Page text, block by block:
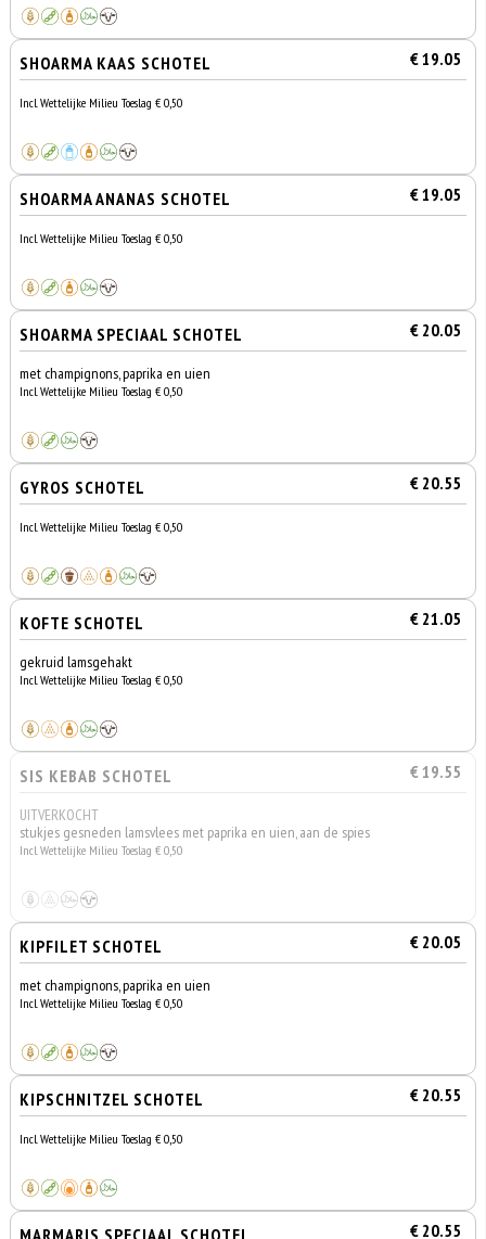
SHOARMA KAAS SCHOTEL € 19.05
Incl. Wettelijke Milieu Toeslag € 0,50
SHOARMA ANANAS SCHOTEL € 19.05
Incl. Wettelijke Milieu Toeslag € 0,50
SHOARMA SPECIAAL SCHOTEL € 20.05
met champignons, paprika en uien
Incl. Wettelijke Milieu Toeslag € 0,50
GYROS SCHOTEL € 20.55
Incl. Wettelijke Milieu Toeslag € 0,50
KOFTE SCHOTEL € 21.05
gekruid lamsgehakt
Incl. Wettelijke Milieu Toeslag € 0,50
SIS KEBAB SCHOTEL € 19.55
UITVERKOCHT
stukjes gesneden lamsvlees met paprika en uien, aan de spies
Incl. Wettelijke Milieu Toeslag € 0,50
KIPFILET SCHOTEL € 20.05
met champignons, paprika en uien
Incl. Wettelijke Milieu Toeslag € 0,50
KIPSCHNITZEL SCHOTEL € 20.55
Incl. Wettelijke Milieu Toeslag € 0,50
MARMARIS SPECIAAL SCHOTEL € 20.55